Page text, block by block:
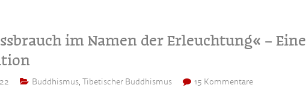
im Namen der Erleuchtung« – Eine
Buddhismus, Tibetischer Buddhismus 15 Kommentare